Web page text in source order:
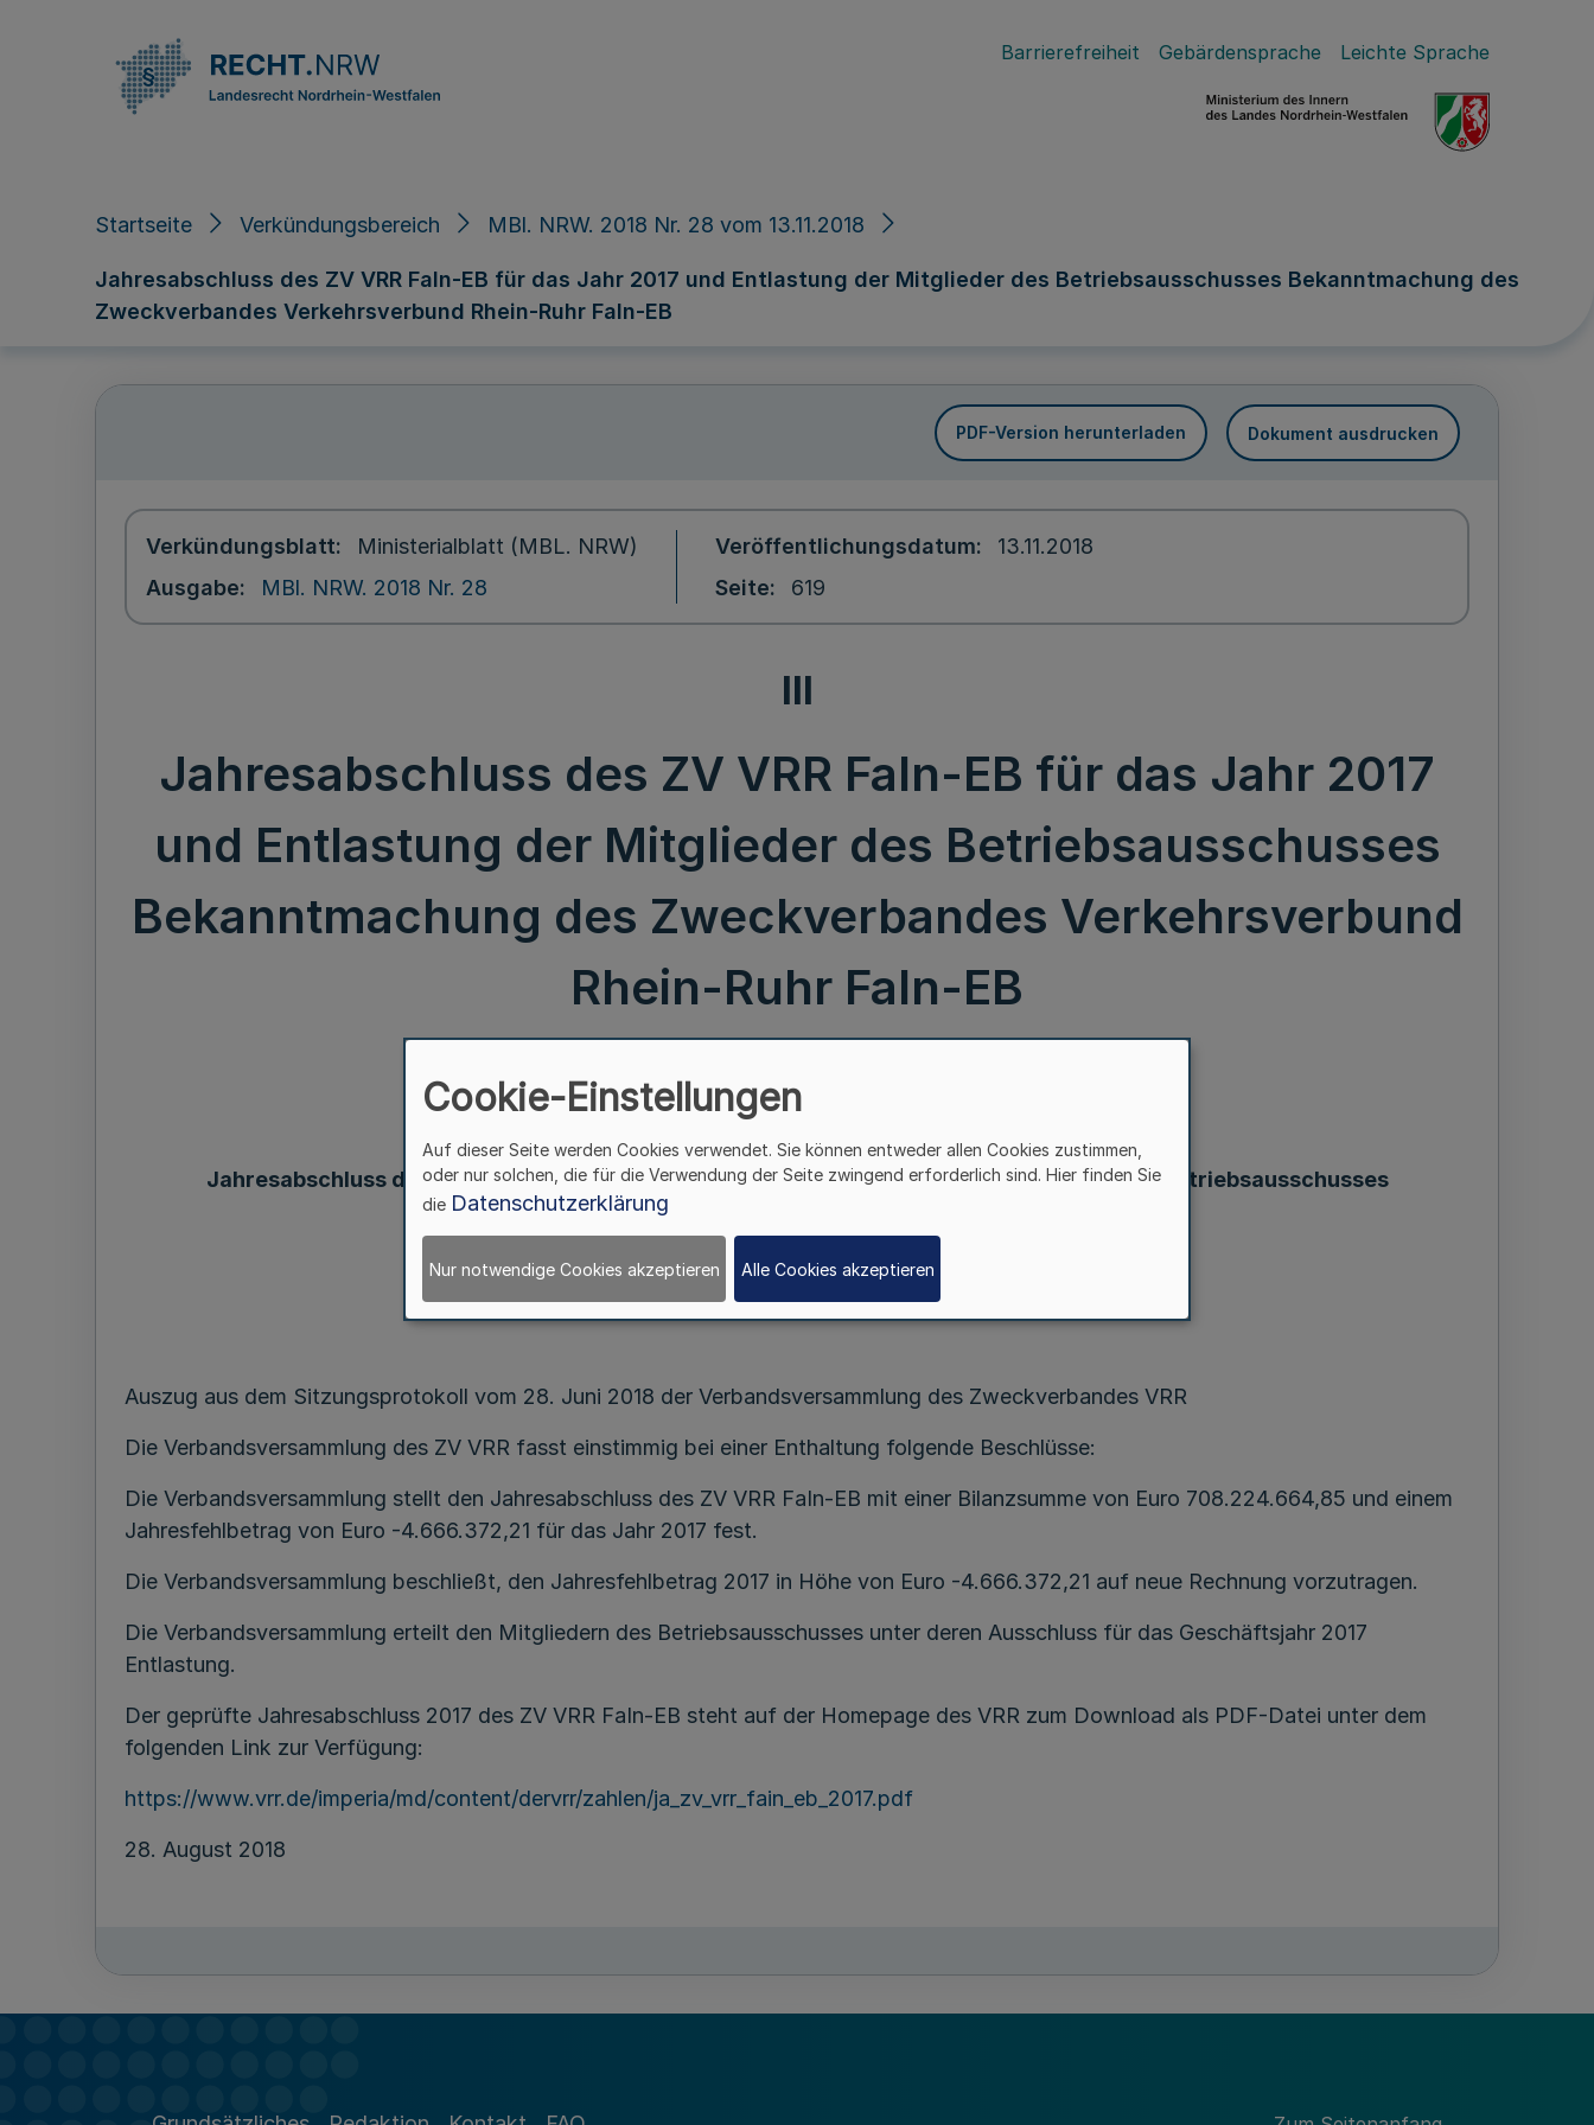
Barrierefreiheit Gebärdensprache Leichte Sprache
Startseite Verkündungsbereich MBl. NRW. 2018 Nr. 28 vom 13.11.2018
Jahresabschluss des ZV VRR FaIn-EB für das Jahr 2017 und Entlastung der Mitglieder des Betriebsausschusses Bekanntmachung des
Zweckverbandes Verkehrsverbund Rhein-Ruhr FaIn-EB
PDF-Version herunterladen Dokument ausdrucken
Verkündungsblatt
Ministerialblatt (MBL. NRW)
Ausgabe
MBl. NRW. 2018 Nr. 28
Veröffentlichungsdatum
13.11.2018
Seite
619
III
Jahresabschluss des ZV VRR FaIn-EB für das Jahr 2017
und Entlastung der Mitglieder des Betriebsausschusses
Bekanntmachung des Zweckverbandes Verkehrsverbund
Rhein-Ruhr FaIn-EB
Jahresabschluss des ZV VRR FaIn-EB für das Jahr 2017 und Entlastung der Mitglieder des Betriebsausschusses
Bekanntmachung des Zweckverbandes Verkehrsverbund Rhein-Ruhr FaIn-EB
Vom 28. August 2018
Auszug aus dem Sitzungsprotokoll vom 28. Juni 2018 der Verbandsversammlung des Zweckverbandes VRR
Die Verbandsversammlung des ZV VRR fasst einstimmig bei einer Enthaltung folgende Beschlüsse:
Die Verbandsversammlung stellt den Jahresabschluss des ZV VRR FaIn-EB mit einer Bilanzsumme von Euro 708.224.664,85 und einem
Jahresfehlbetrag von Euro -4.666.372,21 für das Jahr 2017 fest.
Die Verbandsversammlung beschließt, den Jahresfehlbetrag 2017 in Höhe von Euro -4.666.372,21 auf neue Rechnung vorzutragen.
Die Verbandsversammlung erteilt den Mitgliedern des Betriebsausschusses unter deren Ausschluss für das Geschäftsjahr 2017
Entlastung.
Der geprüfte Jahresabschluss 2017 des ZV VRR FaIn-EB steht auf der Homepage des VRR zum Download als PDF-Datei unter dem
folgenden Link zur Verfügung:
https://www.vrr.de/imperia/md/content/dervrr/zahlen/ja_zv_vrr_fain_eb_2017.pdf
28. August 2018
Cookie-Einstellungen
Auf dieser Seite werden Cookies verwendet. Sie können entweder allen Cookies zustimmen,
oder nur solchen, die für die Verwendung der Seite zwingend erforderlich sind. Hier finden Sie
die Datenschutzerklärung
Nur notwendige Cookies akzeptieren Alle Cookies akzeptieren